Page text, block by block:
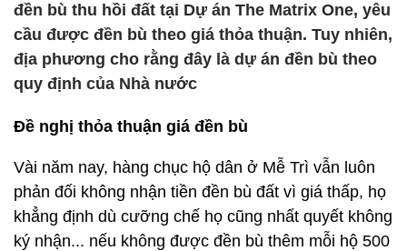
đền bù thu hồi đất tại Dự án The Matrix One, yêu
cầu được đền bù theo giá thỏa thuận. Tuy nhiên,
địa phương cho rằng đây là dự án đền bù theo
quy định của Nhà nước
Đề nghị thỏa thuận giá đền bù
Vài năm nay, hàng chục hộ dân ở Mễ Trì vẫn luôn
phản đối không nhận tiền đền bù đất vì giá thấp, họ
khẳng định dù cưỡng chế họ cũng nhất quyết không
ký nhận... nếu không được đền bù thêm mỗi hộ 500